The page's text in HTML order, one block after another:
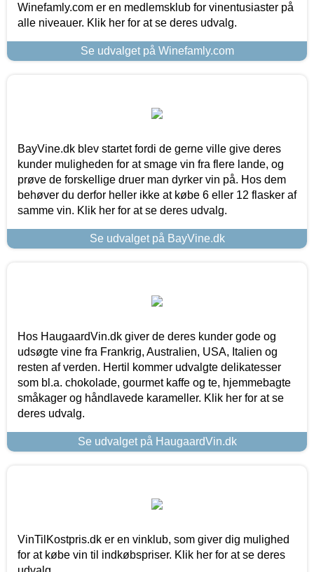
Winefamly.com er en medlemsklub for vinentusiaster på
alle niveauer. Klik her for at se deres udvalg.
Se udvalget på Winefamly.com
BayVine.dk blev startet fordi de gerne ville give deres
kunder muligheden for at smage vin fra flere lande, og
prøve de forskellige druer man dyrker vin på. Hos dem
behøver du derfor heller ikke at købe 6 eller 12 flasker af
samme vin. Klik her for at se deres udvalg.
Se udvalget på BayVine.dk
Hos HaugaardVin.dk giver de deres kunder gode og
udsøgte vine fra Frankrig, Australien, USA, Italien og
resten af verden. Hertil kommer udvalgte delikatesser
som bl.a. chokolade, gourmet kaffe og te, hjemmebagte
småkager og håndlavede karameller. Klik her for at se
deres udvalg.
Se udvalget på HaugaardVin.dk
VinTilKostpris.dk er en vinklub, som giver dig mulighed
for at købe vin til indkøbspriser. Klik her for at se deres